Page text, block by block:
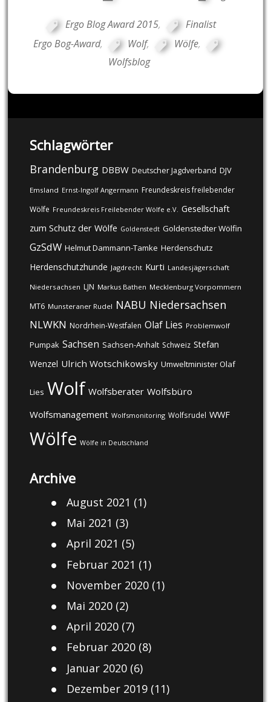
Ergo Blog Award 2015,
Finalist
Ergo Bog-Award, Wolf, Wölfe,
Wolfsblog
Schlagwörter
Brandenburg DBBW Deutscher Jagdverband DJV
Emsland Ernst-Ingolf Angermann Freundeskreis freilebender
Wölfe Freundeskreis Freilebender Wölfe e.V. Gesellschaft
zum Schutz der Wölfe Goldenstedt Goldenstedter Wölfin
GzSdW Helmut Dammann-Tamke Herdenschutz
Herdenschutzhunde Jagdrecht Kurti Landesjägerschaft
Niedersachsen LJN Markus Bathen Mecklenburg Vorpommern
MT6 Munsteraner Rudel NABU Niedersachsen
NLWKN Nordrhein-Westfalen Olaf Lies Problemwolf
Pumpak Sachsen Sachsen-Anhalt Schweiz Stefan
Wenzel Ulrich Wotschikowsky Umweltminister Olaf
Lies Wolf Wolfsberater Wolfsbüro
Wolfsmanagement Wolfsmonitoring Wolfsrudel WWF
Wölfe Wölfe in Deutschland
Archive
August 2021 (1)
Mai 2021 (3)
April 2021 (5)
Februar 2021 (1)
November 2020(1)
Mai 2020(2)
April 2020(7)
Februar 2020(8)
Januar 2020(6)
Dezember 2019(11)